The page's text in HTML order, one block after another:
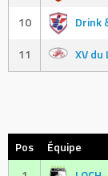
10
Drink
11
XV du
Pos
Équipe